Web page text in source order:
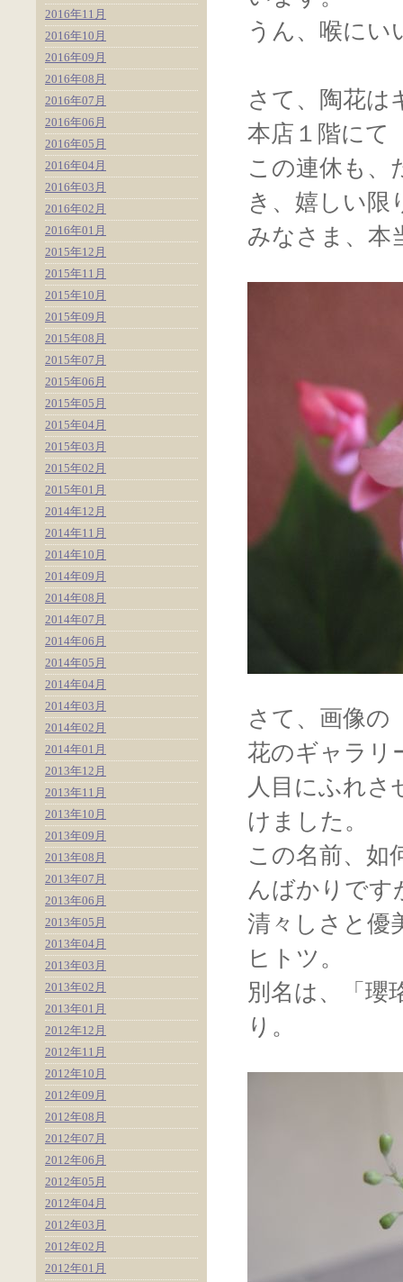
うん、喉にい
さて、陶花は
本店１階にて
この連休も、
き、嬉しい限
みなさま、本
さて、画像の
花のギャラリ
人目にふれさ
けました。
この名前、如
んばかりです
清々しさと優
ヒトツ。
別名は、「瓔
り。
2016年11月
2016年10月
2016年09月
2016年08月
2016年07月
2016年06月
2016年05月
2016年04月
2016年03月
2016年02月
2016年01月
2015年12月
2015年11月
2015年10月
2015年09月
2015年08月
2015年07月
2015年06月
2015年05月
2015年04月
2015年03月
2015年02月
2015年01月
2014年12月
2014年11月
2014年10月
2014年09月
2014年08月
2014年07月
2014年06月
2014年05月
2014年04月
2014年03月
2014年02月
2014年01月
2013年12月
2013年11月
2013年10月
2013年09月
2013年08月
2013年07月
2013年06月
2013年05月
2013年04月
2013年03月
2013年02月
2013年01月
2012年12月
2012年11月
2012年10月
2012年09月
2012年08月
2012年07月
2012年06月
2012年05月
2012年04月
2012年03月
2012年02月
2012年01月